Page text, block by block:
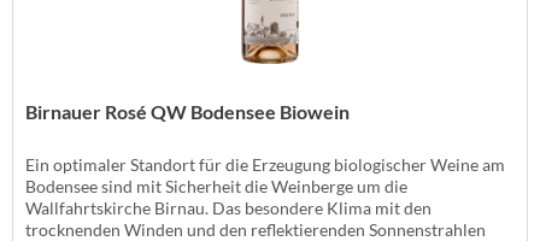
Birnauer Rosé QW Bodensee Biowein
Ein optimaler Standort für die Erzeugung biologischer Weine am
Bodensee sind mit Sicherheit die Weinberge um die
Wallfahrtskirche Birnau. Das besondere Klima mit den
trocknenden Winden und den reflektierenden Sonnenstrahlen